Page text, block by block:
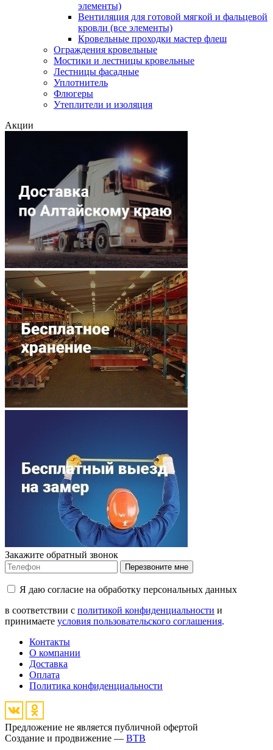
элементы)
Вентиляция для готовой мягкой и фальцевой
кровли (все элементы)
Кровельные проходки мастер флеш
Ограждения кровельные
Мостики и лестницы кровельные
Лестницы фасадные
Уплотнитель
Флюгеры
Утеплители и изоляция
Акции
Закажите обратный звонок
Перезвоните мне
Я даю согласие на обработку персональных данных
в соответствии с политикой конфиденциальности и
принимаете условия пользовательского соглашения.
Контакты
О компании
Доставка
Оплата
Политика конфиденциальности
Предложение не является публичной офертой
Создание и продвижение — BTB